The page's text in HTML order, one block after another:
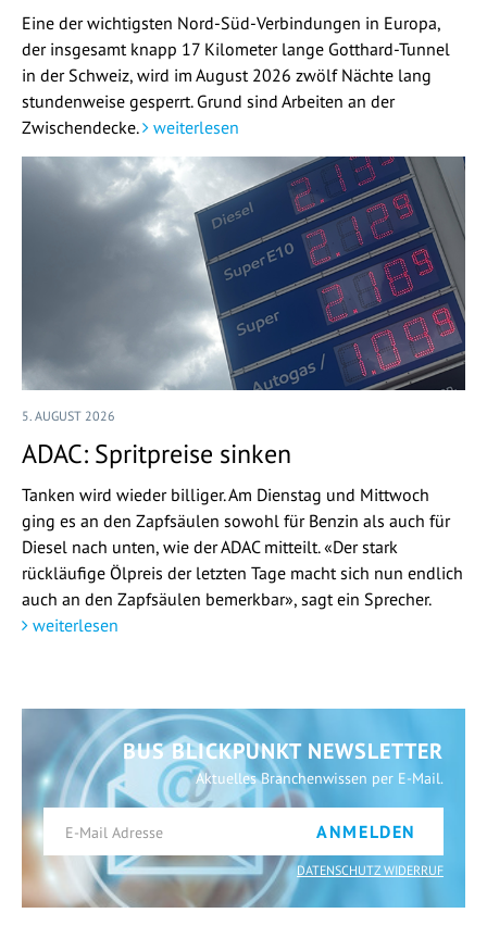
Eine der wichtigsten Nord-Süd-Verbindungen in Europa,
der insgesamt knapp 17 Kilometer lange Gotthard-Tunnel
in der Schweiz, wird im August 2026 zwölf Nächte lang
stundenweise gesperrt. Grund sind Arbeiten an der
Zwischendecke.
weiterlesen
5. AUGUST 2026
ADAC: Spritpreise sinken
Tanken wird wieder billiger. Am Dienstag und Mittwoch
ging es an den Zapfsäulen sowohl für Benzin als auch für
Diesel nach unten, wie der ADAC mitteilt. «Der stark
rückläufige Ölpreis der letzten Tage macht sich nun endlich
auch an den Zapfsäulen bemerkbar», sagt ein Sprecher.
weiterlesen
BUS BLICKPUNKT NEWSLETTER
Aktuelles Branchenwissen per E-Mail.
ANMELDEN
DATENSCHUTZ WIDERRUF